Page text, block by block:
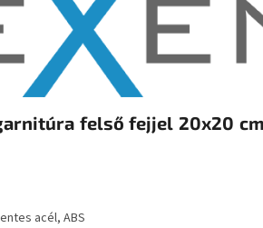
felső fejjel 20x20
acél, ABS